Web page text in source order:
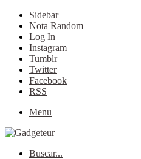
Sidebar
Nota Random
Log In
Instagram
Tumblr
Twitter
Facebook
RSS
Menu
Buscar...